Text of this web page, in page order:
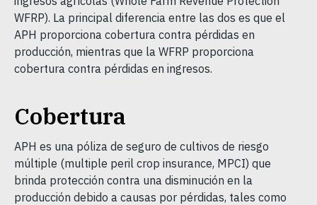
WFRP). La principal diferencia entre las dos es que el
APH proporciona cobertura contra pérdidas en
producción, mientras que la WFRP proporciona
cobertura contra pérdidas en ingresos.
Cobertura
APH es una póliza de seguro de cultivos de riesgo
múltiple (multiple peril crop insurance, MPCI) que
brinda protección contra una disminución en la
producción debido a causas por pérdidas, tales como